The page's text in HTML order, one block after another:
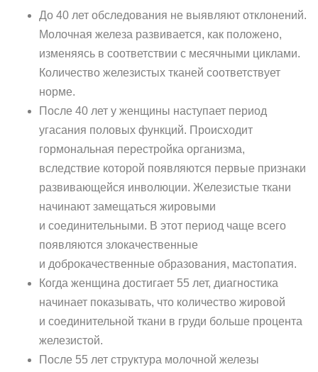
До 40 лет обследования не выявляют отклонений.
Молочная железа развивается, как положено,
изменяясь в соответствии с месячными циклами.
Количество железистых тканей соответствует
норме.
После 40 лет у женщины наступает период
угасания половых функций. Происходит
гормональная перестройка организма,
вследствие которой появляются первые признаки
развивающейся инволюции. Железистые ткани
начинают замещаться жировыми
и соединительными. В этот период чаще всего
появляются злокачественные
и доброкачественные образования, мастопатия.
Когда женщина достигает 55 лет, диагностика
начинает показывать, что количество жировой
и соединительной ткани в груди больше процента
железистой.
После 55 лет структура молочной железы